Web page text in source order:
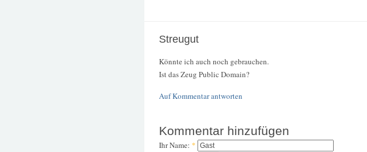
Streugut
Könnte ich auch noch gebrauchen.
Ist das Zeug Public Domain?
Auf Kommentar antworten
Kommentar hinzufügen
Ihr Name: *